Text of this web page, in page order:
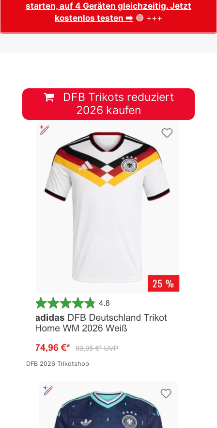
starten, auf 4 Geräten gleichzeitig. Jetzt
kostenlos testen ➡️ 🔴 +++
DFB Trikots reduziert
2026 kaufen
DFB 2026 Trikotshop